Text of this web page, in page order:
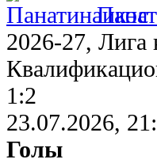
2026-27, Лига
1:2
23.07.2026,
Голы